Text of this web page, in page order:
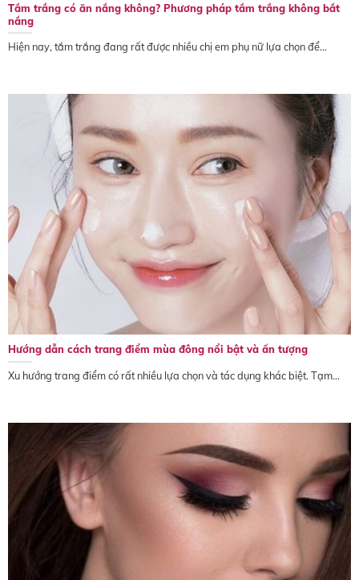
Tắm trắng có ăn nắng không? Phương pháp tắm trắng không bắt
nắng
Hiện nay, tắm trắng đang rất được nhiều chị em phụ nữ lựa chọn để...
Hướng dẫn cách trang điểm mùa đông nổi bật và ấn tượng
Xu hướng trang điểm có rất nhiều lựa chọn và tác dụng khác biệt. Tạm...